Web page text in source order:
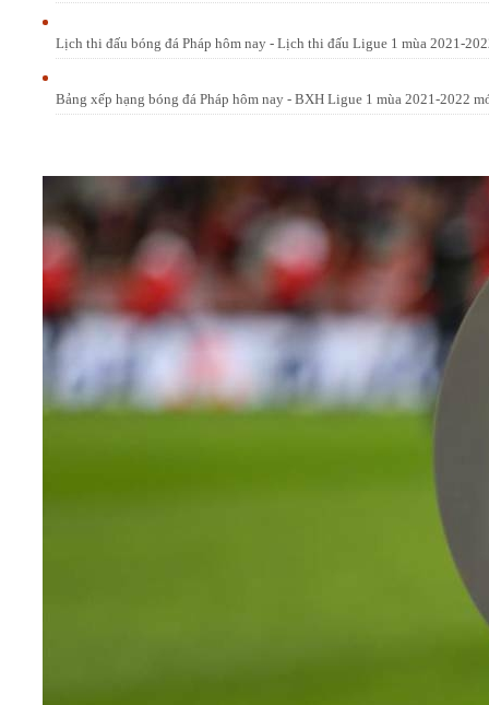
Lịch thi đấu bóng đá Pháp hôm nay - Lịch thi đấu Ligue 1 mùa 2021-
Bảng xếp hạng bóng đá Pháp hôm nay - BXH Ligue 1 mùa 2021-2022